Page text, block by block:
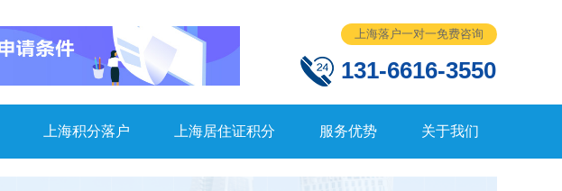
上海落户一对一免费咨询
131-6616-3550
上海积分落户 上海居住证积分 服务优势 关于我们